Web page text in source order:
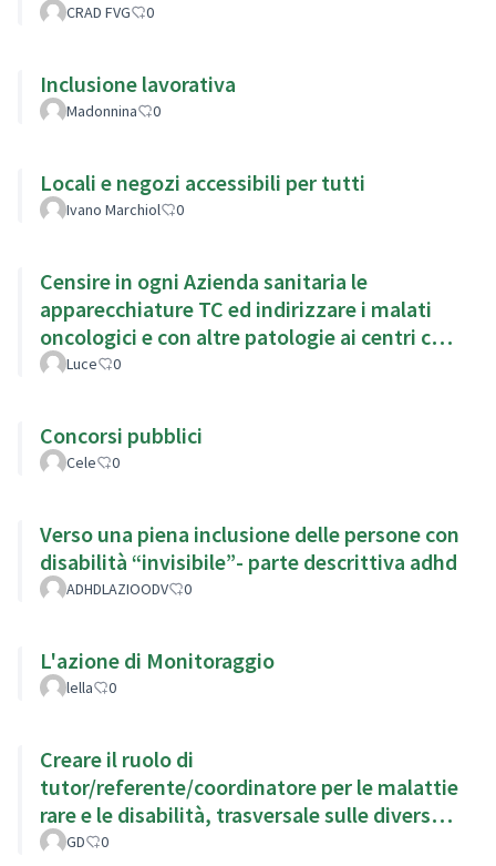
CRAD FVG 0
Inclusione lavorativa
Madonnina 0
Locali e negozi accessibili per tutti
Ivano Marchiol 0
Censire in ogni Azienda sanitaria le
apparecchiature TC ed indirizzare i malati
oncologici e con altre patologie ai centri con
TC di ultima generazion
Luce 0
Concorsi pubblici
Cele 0
Verso una piena inclusione delle persone con
disabilità “invisibile”- parte descrittiva adhd
ADHDLAZIOODV 0
L'azione di Monitoraggio
lella 0
Creare il ruolo di
tutor/referente/coordinatore per le malattie
rare e le disabilità, trasversale sulle diverse
aree coinvolte, sanitaria, fiscale ecc
GD 0